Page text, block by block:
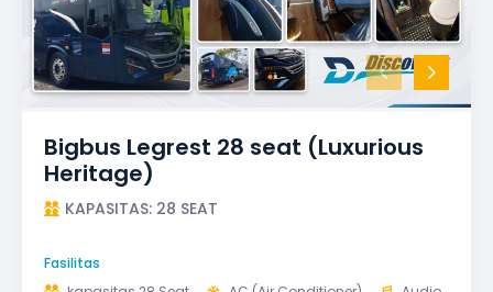
Bigbus Legrest 28 seat (Luxurious
Heritage)
KAPASITAS: 28 SEAT
Fasilitas